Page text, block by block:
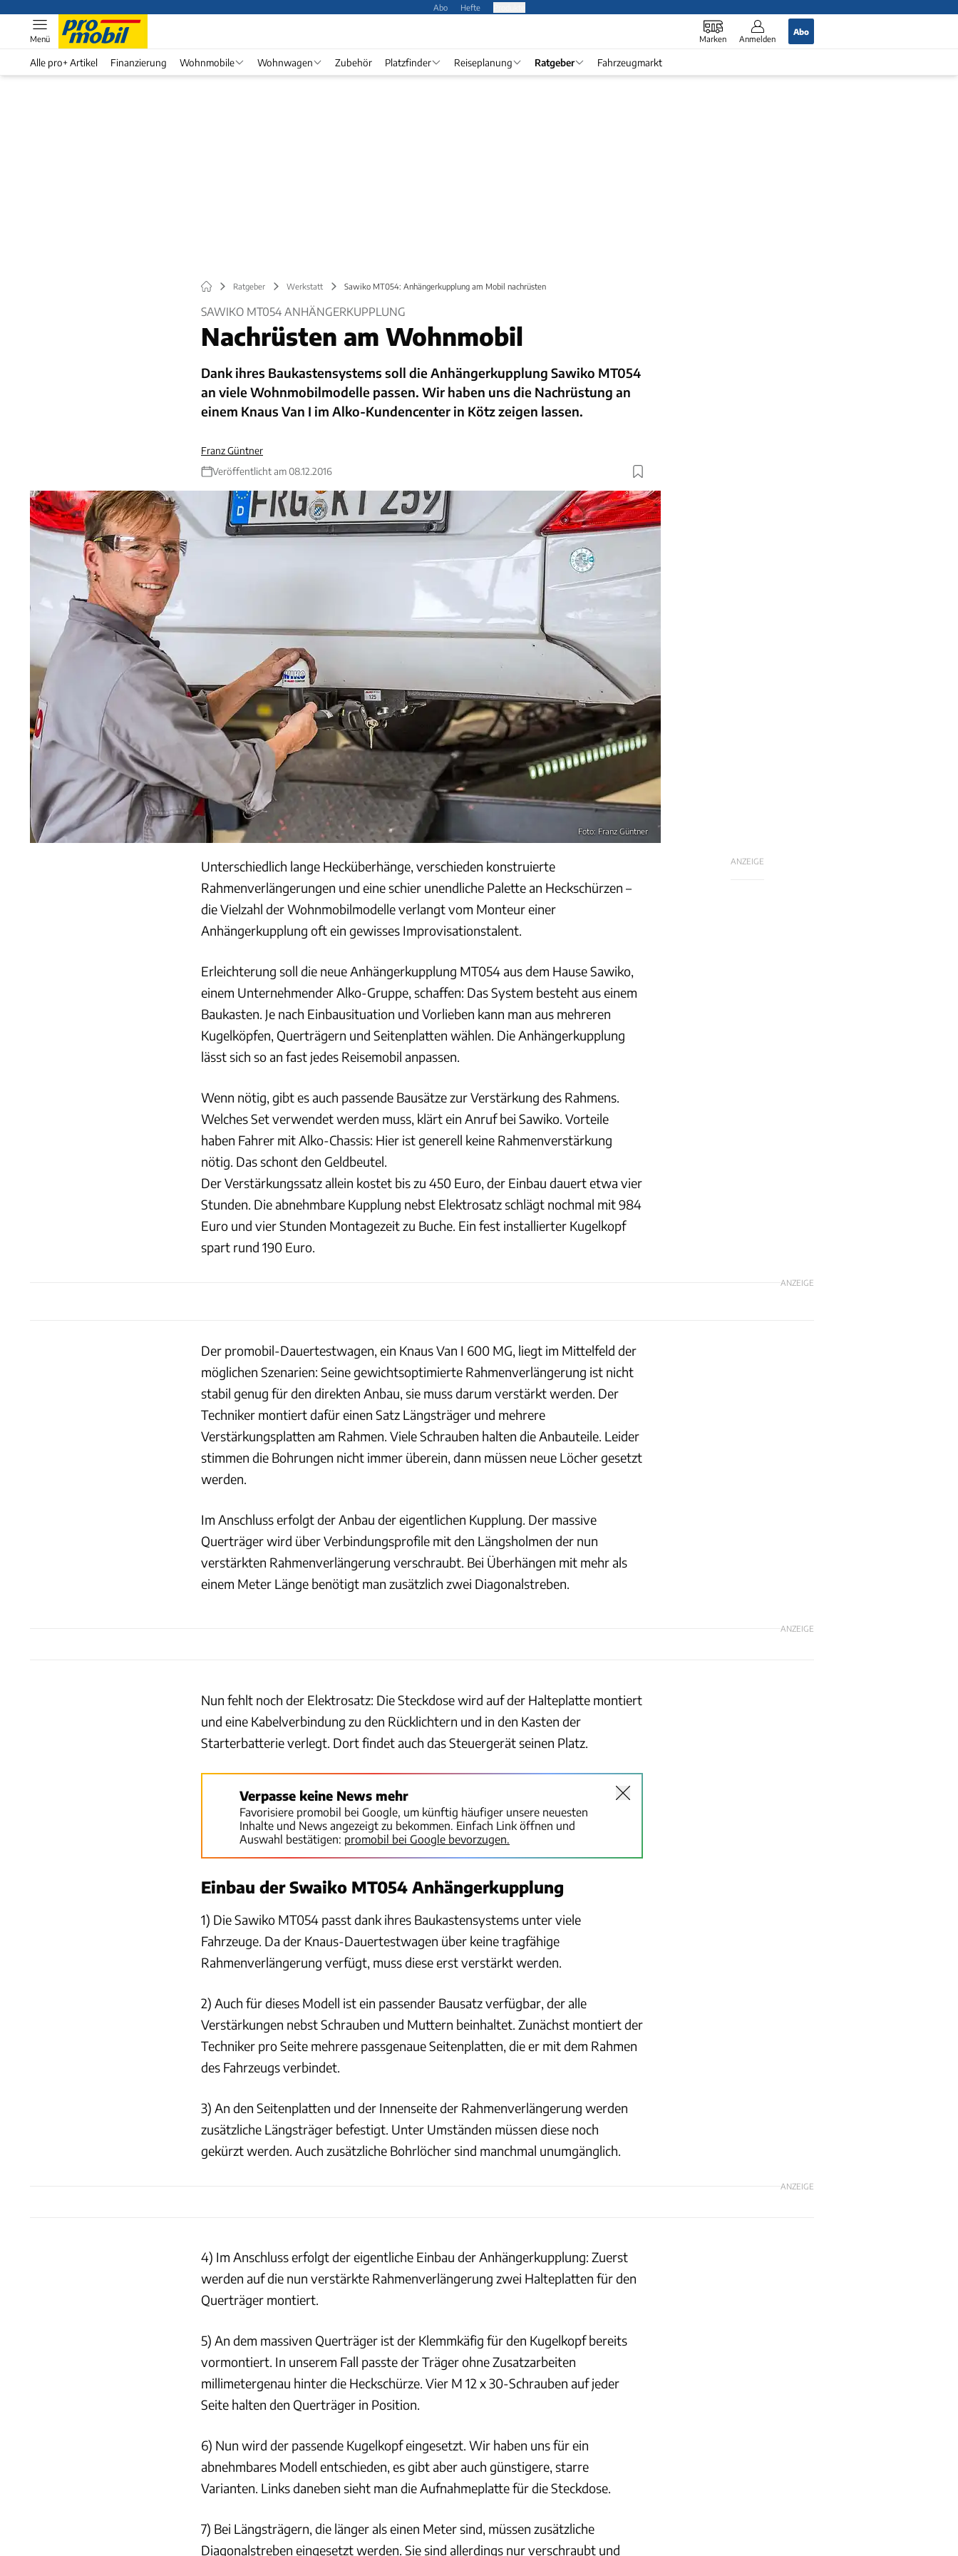
Abo Hefte
Marken Anmelden
Abo
Menü
Alle pro+ Artikel Finanzierung Wohnmobile Wohnwagen Zubehör Platzfinder Reiseplanung Ratgeber Fahrzeugmarkt
Ratgeber Werkstatt Sawiko MT054: Anhängerkupplung am Mobil nachrüsten
SAWIKO MT054 ANHÄNGERKUPPLUNG
Nachrüsten am Wohnmobil
Dank ihres Baukastensystems soll die Anhängerkupplung Sawiko MT054
an viele Wohnmobilmodelle passen. Wir haben uns die Nachrüstung an
einem Knaus Van I im Alko-Kundencenter in Kötz zeigen lassen.
Franz Güntner
Veröffentlicht am 08.12.2016
Foto: Franz Güntner
ANZEIGE
Unterschiedlich lange Hecküberhänge, verschieden konstruierte
Rahmenverlängerungen und eine schier unendliche Palette an Heckschürzen –
die Vielzahl der Wohnmobilmodelle verlangt vom Monteur einer
Anhängerkupplung oft ein gewisses Improvisationstalent.
Erleichterung soll die neue Anhängerkupplung MT054 aus dem Hause Sawiko,
einem Unternehmender Alko-Gruppe, schaffen: Das System besteht aus einem
Baukasten. Je nach Einbausituation und Vorlieben kann man aus mehreren
Kugelköpfen, Querträgern und Seitenplatten wählen. Die Anhängerkupplung
lässt sich so an fast jedes Reisemobil anpassen.
Wenn nötig, gibt es auch passende Bausätze zur Verstärkung des Rahmens.
Welches Set verwendet werden muss, klärt ein Anruf bei Sawiko. Vorteile
haben Fahrer mit Alko-Chassis: Hier ist generell keine Rahmenverstärkung
nötig. Das schont den Geldbeutel.
Der Verstärkungssatz allein kostet bis zu 450 Euro, der Einbau dauert etwa vier
Stunden. Die abnehmbare Kupplung nebst Elektrosatz schlägt nochmal mit 984
Euro und vier Stunden Montagezeit zu Buche. Ein fest installierter Kugelkopf
spart rund 190 Euro.
ANZEIGE
Der promobil-Dauertestwagen, ein Knaus Van I 600 MG, liegt im Mittelfeld der
möglichen Szenarien: Seine gewichtsoptimierte Rahmenverlängerung ist nicht
stabil genug für den direkten Anbau, sie muss darum verstärkt werden. Der
Techniker montiert dafür einen Satz Längsträger und mehrere
Verstärkungsplatten am Rahmen. Viele Schrauben halten die Anbauteile. Leider
stimmen die Bohrungen nicht immer überein, dann müssen neue Löcher gesetzt
werden.
Im Anschluss erfolgt der Anbau der eigentlichen Kupplung. Der massive
Querträger wird über Verbindungsprofile mit den Längsholmen der nun
verstärkten Rahmenverlängerung verschraubt. Bei Überhängen mit mehr als
einem Meter Länge benötigt man zusätzlich zwei Diagonalstreben.
ANZEIGE
Nun fehlt noch der Elektrosatz: Die Steckdose wird auf der Halteplatte montiert
und eine Kabelverbindung zu den Rücklichtern und in den Kasten der
Starterbatterie verlegt. Dort findet auch das Steuergerät seinen Platz.
Verpasse keine News mehr
Favorisiere promobil bei Google, um künftig häufiger unsere neuesten
Inhalte und News angezeigt zu bekommen. Einfach Link öffnen und
Auswahl bestätigen: promobil bei Google bevorzugen.
Einbau der Swaiko MT054 Anhängerkupplung
1) Die Sawiko MT054 passt dank ihres Baukastensystems unter viele
Fahrzeuge. Da der Knaus-Dauertestwagen über keine tragfähige
Rahmenverlängerung verfügt, muss diese erst verstärkt werden.
2) Auch für dieses Modell ist ein passender Bausatz verfügbar, der alle
Verstärkungen nebst Schrauben und Muttern beinhaltet. Zunächst montiert der
Techniker pro Seite mehrere passgenaue Seitenplatten, die er mit dem Rahmen
des Fahrzeugs verbindet.
3) An den Seitenplatten und der Innenseite der Rahmenverlängerung werden
zusätzliche Längsträger befestigt. Unter Umständen müssen diese noch
gekürzt werden. Auch zusätzliche Bohrlöcher sind manchmal unumgänglich.
ANZEIGE
4) Im Anschluss erfolgt der eigentliche Einbau der Anhängerkupplung: Zuerst
werden auf die nun verstärkte Rahmenverlängerung zwei Halteplatten für den
Querträger montiert.
5) An dem massiven Querträger ist der Klemmkäfig für den Kugelkopf bereits
vormontiert. In unserem Fall passte der Träger ohne Zusatzarbeiten
millimetergenau hinter die Heckschürze. Vier M 12 x 30-Schrauben auf jeder
Seite halten den Querträger in Position.
6) Nun wird der passende Kugelkopf eingesetzt. Wir haben uns für ein
abnehmbares Modell entschieden, es gibt aber auch günstigere, starre
Varianten. Links daneben sieht man die Aufnahmeplatte für die Steckdose.
7) Bei Längsträgern, die länger als einen Meter sind, müssen zusätzliche
Diagonalstreben eingesetzt werden. Sie sind allerdings nur verschraubt und